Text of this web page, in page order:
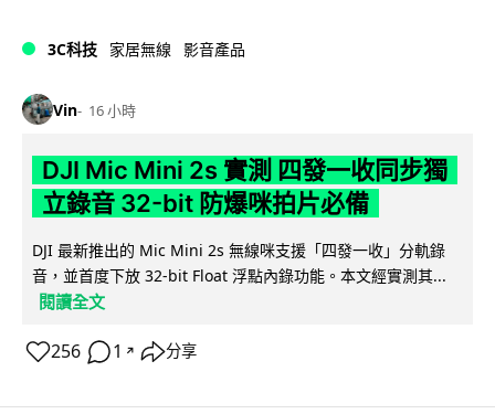
3C科技 家居無線 影音產品
Vin 16 小時
DJI Mic Mini 2s 實測 四發一收同步獨
立錄音 32-bit 防爆咪拍片必備
DJI 最新推出的 Mic Mini 2s 無線咪支援「四發一收」分軌錄
音，並首度下放 32-bit Float 浮點內錄功能。本文經實測其...
閱讀全文
256 1 ↗ 分享